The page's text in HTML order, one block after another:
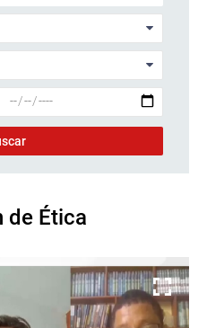
de Ética